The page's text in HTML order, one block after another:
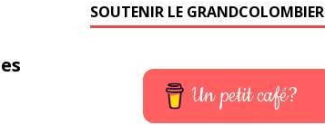
SOUTENIR LE GRANDCOLOMBIER
Un petit café?